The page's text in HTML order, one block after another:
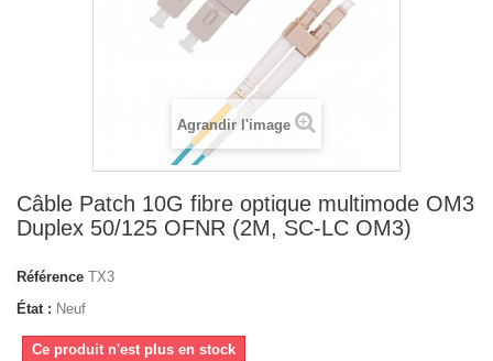
Agrandir l'image
Câble Patch 10G fibre optique multimode OM3
Duplex 50/125 OFNR (2M, SC-LC OM3)
Référence TX3
État : Neuf
Ce produit n'est plus en stock